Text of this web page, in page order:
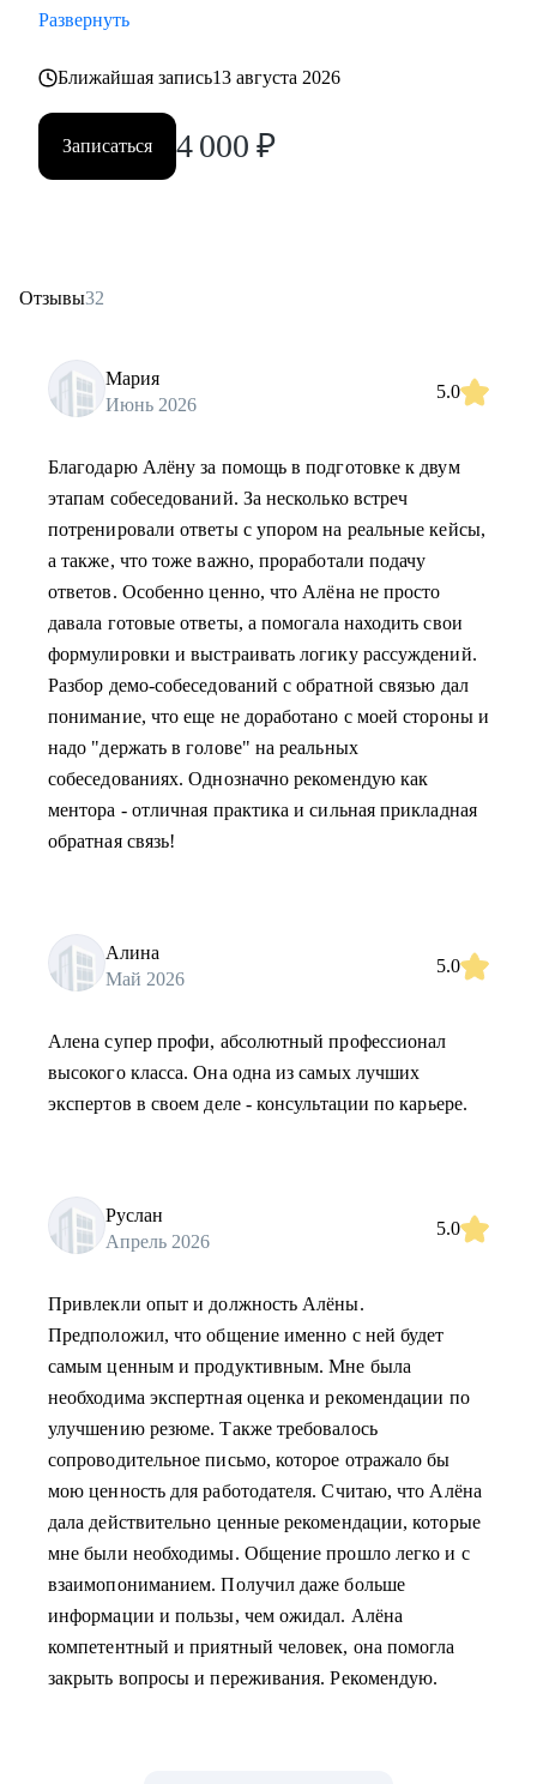
Развернуть
Ближайшая запись13 августа 2026
Записаться 4 000 ₽
Отзывы32
Мария
Июнь 2026
5.0
Благодарю Алёну за помощь в подготовке к двум
этапам собеседований. За несколько встреч
потренировали ответы с упором на реальные кейсы,
а также, что тоже важно, проработали подачу
ответов. Особенно ценно, что Алёна не просто
давала готовые ответы, а помогала находить свои
формулировки и выстраивать логику рассуждений.
Разбор демо-собеседований с обратной связью дал
понимание, что еще не доработано с моей стороны и
надо "держать в голове" на реальных
собеседованиях. Однозначно рекомендую как
ментора - отличная практика и сильная прикладная
обратная связь!
Алина
Май 2026
5.0
Алена супер профи, абсолютный профессионал
высокого класса. Она одна из самых лучших
экспертов в своем деле - консультации по карьере.
Руслан
Апрель 2026
5.0
Привлекли опыт и должность Алёны.
Предположил, что общение именно с ней будет
самым ценным и продуктивным. Мне была
необходима экспертная оценка и рекомендации по
улучшению резюме. Также требовалось
сопроводительное письмо, которое отражало бы
мою ценность для работодателя. Считаю, что Алёна
дала действительно ценные рекомендации, которые
мне были необходимы. Общение прошло легко и с
взаимопониманием. Получил даже больше
информации и пользы, чем ожидал. Алёна
компетентный и приятный человек, она помогла
закрыть вопросы и переживания. Рекомендую.